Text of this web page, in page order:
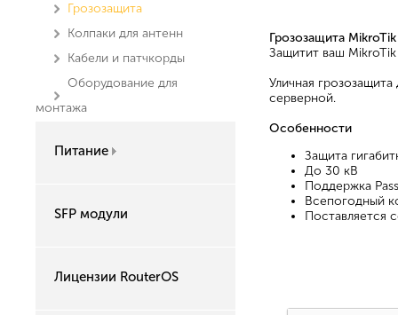
Грозозащита
Колпаки для антенн
Кабели и патчкорды
Оборудование для
монтажа
Питание
SFP модули
Лицензии RouterOS
Грозозащита MikroTik
Защитит ваш
Уличная
серверной.
Особенности
Защита
До 30 кВ
Поддержка
Всепогодный
Поставляется